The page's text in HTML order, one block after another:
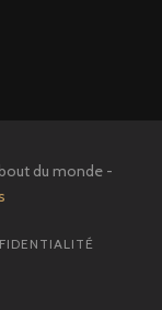
du monde -